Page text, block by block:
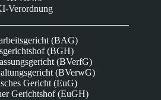
Verordnung
(BAG)
(BGH)
(BVerfG)
(BVerwG)
Gericht (EuG)
Gerichtshof (EuGH)